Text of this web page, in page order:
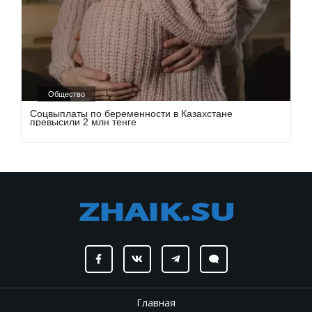
Общество
Соцвыплаты по беременности в Казахстане
превысили 2 млн тенге
Главная